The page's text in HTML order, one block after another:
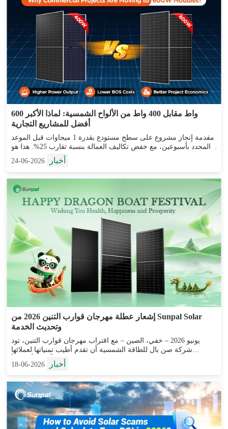
600 واط مقابل 400 واط من الألواح الشمسية: لماذا الأكبر
أفضل للمشاريع التجارية
مقدمة إنجاز مشروع على سطح مستودع بقدرة 1 ميجاوات قبل الموعد
المحدد بأسبوعين، مع خفض تكاليف العمالة بنسبة تقارب 25%. هذا هو
الواقع الذي يواجهه العديد من المطورين التجاريين عندما يختارون الألواح
أخبار 2026-06-24
إشعار عطلة مهرجان قوارب التنين 2026 من Sunpal Solar
وتحديث الخدمة
يونيو 2026 – خفي، الصين – مع اقتراب مهرجان قوارب التنين، تود
شركة صن بال للطاقة الشمسية أن تقدم أطيب تمنياتها لعملائها
وشركائها وأصدقائنا حول العالم. نتمنى بصدق للجميع عيداً سعيداً وصحياً
و...
أخبار 2026-06-18